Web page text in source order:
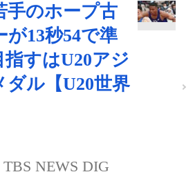
手のホープ古
13秒54で準
すはU20アジ
ダル【U20世界
TBS NEWS DIG